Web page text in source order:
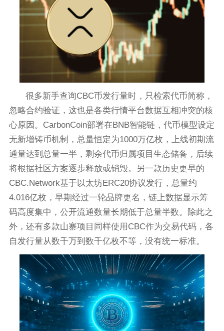
很多新手查询CBC币发行量时，只检索代币简称，
忽略合约验证，这也是各类行情平台数据互相冲突的核
心原因。CarbonCoin部署在BNB智能链，代币模型设定
无新增铸币机制，总量恒定为1000万亿枚，上线初期流
通量达到总量一半，剩余代币归属项目生态储备，后续
将根据社区方案逐步释放或销毁。另一款历史更早的
CBC.Network基于以太坊ERC20协议发行，总量约
4.016亿枚，早期经过一轮品牌更名，链上数据显示筹
码高度集中，公开流通数量长期低于总量半数。除此之
外，还有多款山寨项目同样使用CBC作为交易代码，各
自发行量从数千万到数千亿枚不等，没有统一标准。